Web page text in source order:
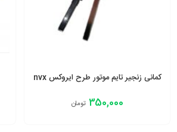
کمانی زنجیر تایم موتور طرح ایروکس nvx
350,000 تومان